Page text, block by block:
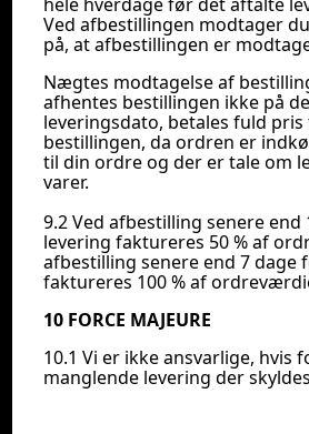
Ved afbestillingen modtager
på, at afbestillingen er
Nægtes modtagelse af
afhentes bestillingen ikke på
leveringsdato, betales fuld
bestillingen, da ordren er
til din ordre og der er tale om
varer.
9.2 Ved afbestilling senere end
levering faktureres 50 % af
afbestilling senere end 7 dage
faktureres 100 % af
10 FORCE MAJEURE
10.1 Vi er ikke ansvarlige, hvis
manglende levering der